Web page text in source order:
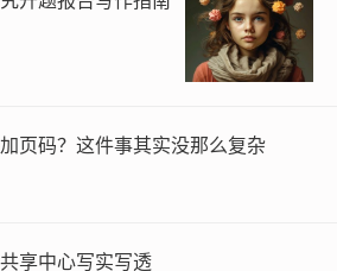
页码？这件事其实没那么复杂
享中心写实写透